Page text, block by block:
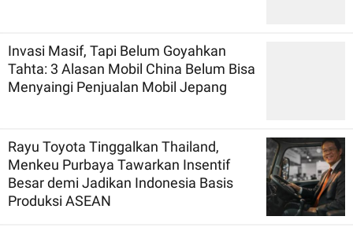
Invasi Masif, Tapi Belum Goyahkan
Tahta: 3 Alasan Mobil China Belum Bisa
Menyaingi Penjualan Mobil Jepang
Rayu Toyota Tinggalkan Thailand,
Menkeu Purbaya Tawarkan Insentif
Besar demi Jadikan Indonesia Basis
Produksi ASEAN